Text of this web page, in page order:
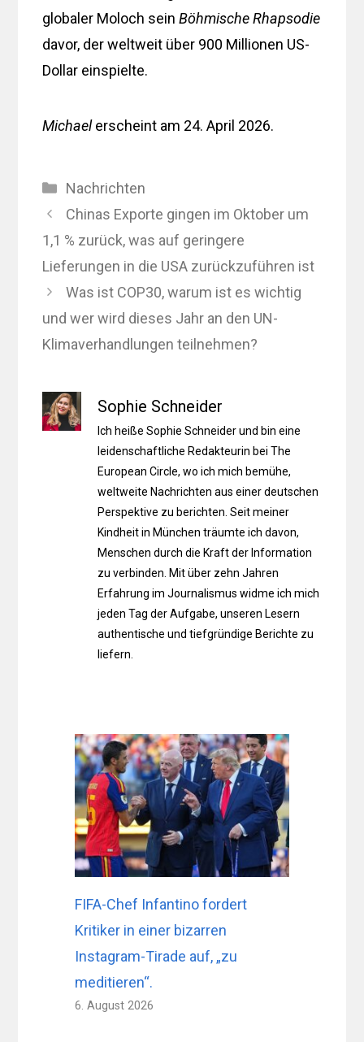
globaler Moloch seinBöhmische Rhapsodie
davor, der weltweit über 900 Millionen US-
Dollar einspielte.
Michaelerscheint am 24. April 2026.
Kategorien
Nachrichten
Chinas Exporte gingen im Oktober um
1,1 % zurück, was auf geringere
Lieferungen in die USA zurückzuführen ist
Was ist COP30, warum ist es wichtig
und wer wird dieses Jahr an den UN-
Klimaverhandlungen teilnehmen?
Sophie Schneider
Ich heiße Sophie Schneider und bin eine
leidenschaftliche Redakteurin bei The
European Circle, wo ich mich bemühe,
weltweite Nachrichten aus einer deutschen
Perspektive zu berichten. Seit meiner
Kindheit in München träumte ich davon,
Menschen durch die Kraft der Information
zu verbinden. Mit über zehn Jahren
Erfahrung im Journalismus widme ich mich
jeden Tag der Aufgabe, unseren Lesern
authentische und tiefgründige Berichte zu
liefern.
FIFA-Chef Infantino fordert
Kritiker in einer bizarren
Instagram-Tirade auf, „zu
meditieren“.
6. August 2026